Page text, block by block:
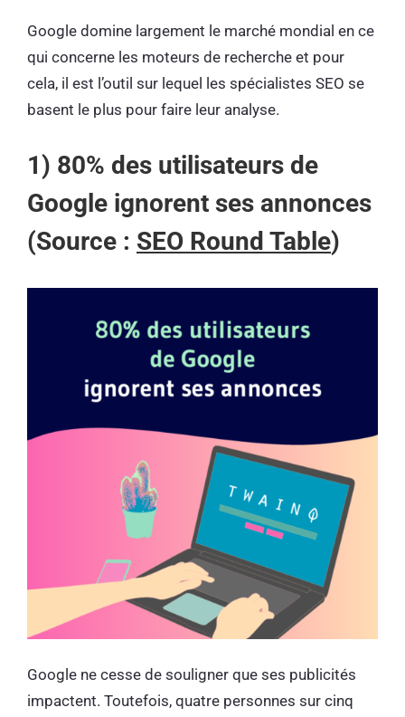
Google domine largement le marché mondial en ce
qui concerne les moteurs de recherche et pour
cela, il est l’outil sur lequel les spécialistes SEO se
basent le plus pour faire leur analyse.
1) 80% des utilisateurs de
Google ignorent ses annonces
(Source : SEO Round Table)
Google ne cesse de souligner que ses publicités
impactent. Toutefois, quatre personnes sur cinq